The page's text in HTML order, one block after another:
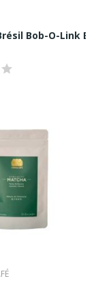
ajoutée
du café de
de cafés
pures ou
basée sur la
Bob-O-Link